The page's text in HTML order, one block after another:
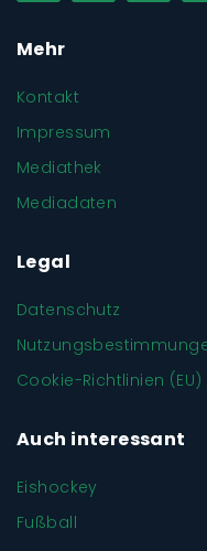
Mehr
Kontakt
Impressum
Mediathek
Mediadaten
Legal
Datenschutz
Cookie-Richtlinien (EU)
Auch interessant
Eishockey
Fußball